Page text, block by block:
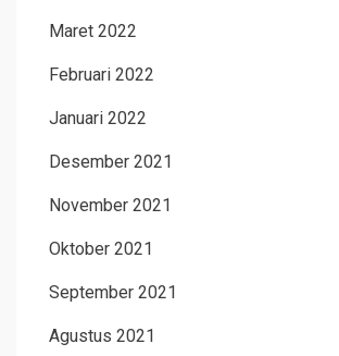
Maret 2022
Februari 2022
Januari 2022
Desember 2021
November 2021
Oktober 2021
September 2021
Agustus 2021